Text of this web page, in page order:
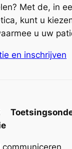
Met de, in
kunt u
u uw
en inschrijven